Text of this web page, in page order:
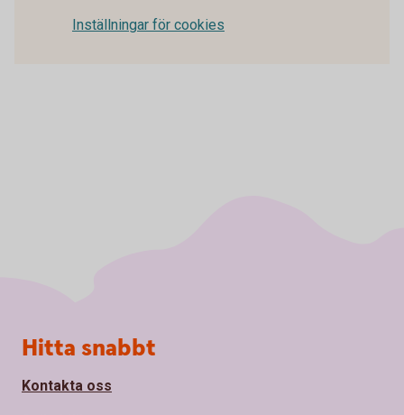
Inställningar för cookies
Sidfot
Hitta snabbt
Kontakta oss